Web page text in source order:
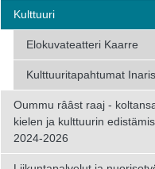
Kulttuuri
Elokuvateatteri Kaarre
Kulttuuritapahtumat
Oummu rââst raaj -
kielen ja kulttuurin
2024-2026